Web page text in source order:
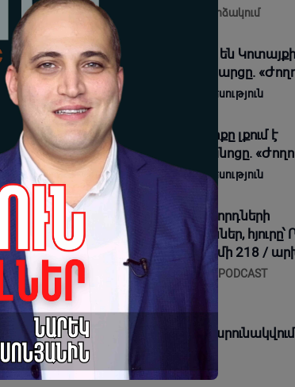
06-08-2026 09:42 | Ուղիղ հեռարձակում
Իշխանությունները լուծել են Կոտայքի
մարզպետի թեկնածուի հարցը.
06-08-2026 08:40 | Մամուլի տեսություն
Ալեն Սիմոնյանի ընտանիքը լքում է
կառավարական ամառանոցը.
06-08-2026 08:29 | Մամուլի տեսություն
Քաղաքական հակառակորդների
արտոնված սպանություններ,
Հովհաննիսյան․ Իմնեմնիմի 218 /
05-08-2026 21:05 | IMNEMNIMI PODCAST
ՀՀԿ Երիտասարդական
կազմակերպությունում
կրթական ծրագրերը
05-08-2026 19:38 |Լուրեր